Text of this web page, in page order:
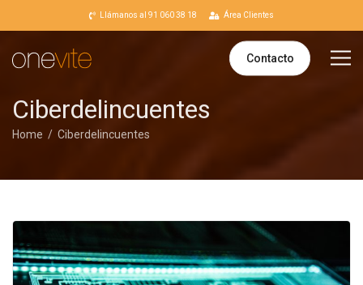
Llámanos al 91 060 38 18 Área Clientes
Contacto
Ciberdelincuentes
Home Ciberdelincuentes